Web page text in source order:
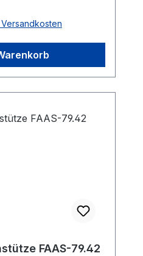
FAAS-79.42